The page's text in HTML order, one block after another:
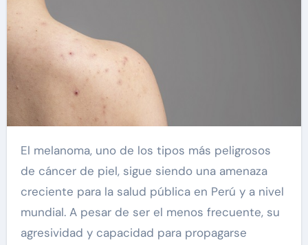
El melanoma, uno de los tipos más peligrosos
de cáncer de piel, sigue siendo una amenaza
creciente para la salud pública en Perú y a nivel
mundial. A pesar de ser el menos frecuente, su
agresividad y capacidad para propagarse